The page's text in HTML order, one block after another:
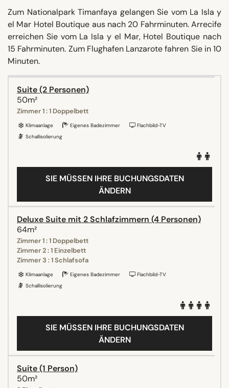
Zum Nationalpark Timanfaya gelangen Sie vom La Isla y
el Mar Hotel Boutique aus nach 20 Fahrminuten. Arrecife
erreichen Sie vom La Isla y el Mar, Hotel Boutique nach
15 Fahrminuten. Zum Flughafen Lanzarote fahren Sie in 10
Minuten.
Suite (2 Personen)
50m²
Zimmer 1 : 1 Doppelbett
Klimaanlage Eigenes Badezimmer
Flachbild-TV
Schallisolierung
SIE MÜSSEN IHRE BUCHUNGSDATEN
ÄNDERN
Deluxe Suite mit 2 Schlafzimmern (4 Personen)
64m²
Zimmer 1 : 1 Doppelbett
Zimmer 2 : 1 Einzelbett
Zimmer 3 : 1 Schlafsofa
Klimaanlage Eigenes Badezimmer
Flachbild-TV
Schallisolierung
SIE MÜSSEN IHRE BUCHUNGSDATEN
ÄNDERN
Suite (1 Person)
50m²